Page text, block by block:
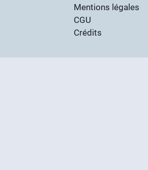
Mentions légales
CGU
Crédits